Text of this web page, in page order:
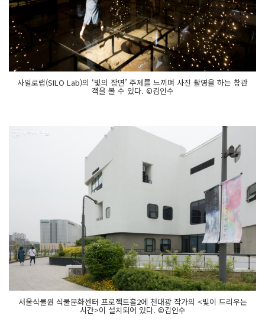
사일로랩(SILO Lab)의 ‘빛의 장면’ 주제를 느끼며 사진 촬영을 하는 참관
객을 볼 수 있다. ©김인수
서울식물원 식물문화센터 프로젝트홀2에 천대광 작가의 <빛이 드리우는
시간>이 설치되어 있다. ©김인수